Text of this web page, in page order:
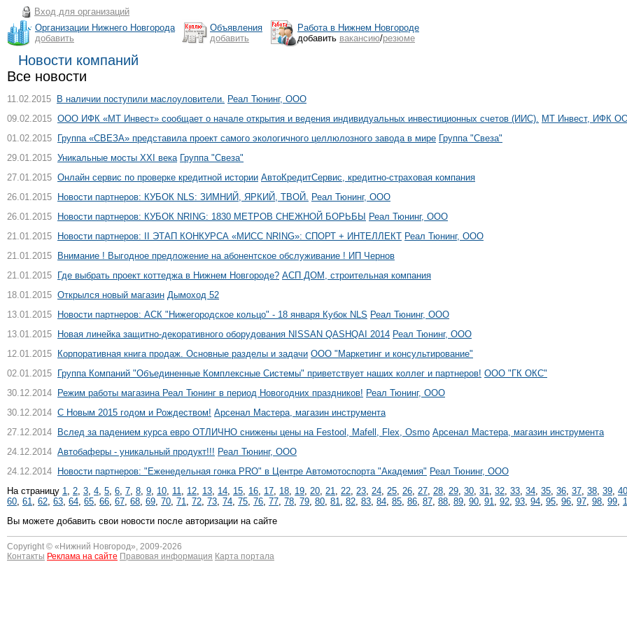
Вход для организаций
Организации Нижнего Новгорода
добавить
Объявления
добавить
Работа в Нижнем Новгороде
добавить вакансию/резюме
Новости компаний
Все новости
11.02.2015 В наличии поступили маслоуловители. Реал Тюнинг, ООО
09.02.2015 ООО ИФК «МТ Инвест» сообщает о начале открытия и ведения индивидуальных инвестиционных счетов (ИИС). МТ Инвест, ИФК
01.02.2015
Группа «СВЕЗА» представила проект самого экологичного целлюлозного завода в мире Группа "Свеза"
29.01.2015 Уникальные мосты ХХI века Группа "Свеза"
27.01.2015 Онлайн сервис по проверке кредитной истории АвтоКредитСервис, кредитно-страховая компания
26.01.2015
Новости партнеров: КУБОК NLS: ЗИМНИЙ, ЯРКИЙ, ТВОЙ. Реал Тюнинг, ООО
26.01.2015
Новости партнеров: КУБОК NRING: 1830 МЕТРОВ СНЕЖНОЙ БОРЬБЫ
Реал Тюнинг, ООО
21.01.2015
Новости партнеров: II ЭТАП КОНКУРСА «МИСС NRING»: СПОРТ + ИНТЕЛЛЕКТ Реал Тюнинг, ООО
21.01.2015
Внимание ! Выгодное предложение на абонентское обслуживание ! ИП Чернов
21.01.2015
Где выбрать проект коттеджа в Нижнем Новгороде? АСП ДОМ, строительная компания
18.01.2015 Открылся новый магазин Дымоход 52
13.01.2015
Новости партнеров: АСК "Нижегородское кольцо" - 18 января Кубок NLS Реал Тюнинг, ООО
13.01.2015
Новая линейка защитно-декоративного оборудования NISSAN QASHQAI 2014 Реал Тюнинг, ООО
12.01.2015
Корпоративная книга продаж. Основные разделы и задачи ООО "Маркетинг и консультирование"
02.01.2015
Группа Компаний "Объединенные Комплексные Системы" приветствует наших коллег и партнеров! ООО "ГК ОКС"
30.12.2014
Режим работы магазина Реал Тюнинг в период Новогодних праздников! Реал Тюнинг, ООО
30.12.2014 С Новым 2015 годом и Рождеством! Арсенал Мастера, магазин инструмента
27.12.2014
Вслед за падением курса евро ОТЛИЧНО снижены цены на Festool, Mafell, Flex, Osmo Арсенал Мастера, магазин инструмента
24.12.2014 Автобаферы - уникальный продукт!!! Реал Тюнинг, ООО
24.12.2014
Новости партнеров: "Еженедельная гонка PRO" в Центре Автомотоспорта "Академия" Реал Тюнинг, ООО
На страницу 1, 2, 3, 4, 5, 6, 7, 8, 9, 10, 11, 12, 13, 14, 15, 16, 17, 18, 19, 20, 21, 22, 23, 24, 25, 26, 27, 28, 29, 30, 31, 32, 33, 34, 35, 36, 37, 38, 39, 40
60, 61, 62, 63, 64, 65, 66, 67, 68, 69, 70, 71, 72, 73, 74, 75, 76, 77, 78, 79, 80, 81, 82, 83, 84, 85, 86, 87, 88, 89, 90, 91, 92, 93, 94, 95, 96, 97, 98, 99,
Вы можете добавить свои новости после авторизации на сайте
Copyright © «Нижний Новгород», 2009-2026
Контакты Реклама на сайте Правовая информация Карта портала